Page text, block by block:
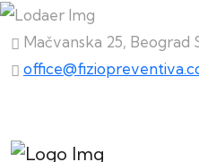
Mačvanska 25, Beograd